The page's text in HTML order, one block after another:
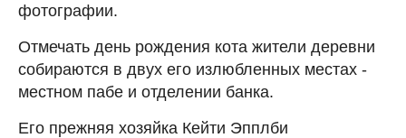
фотографии.
Отмечать день рождения кота жители деревни
собираются в двух его излюбленных местах -
местном пабе и отделении банка.
Его прежняя хозяйка Кейти Эпплби